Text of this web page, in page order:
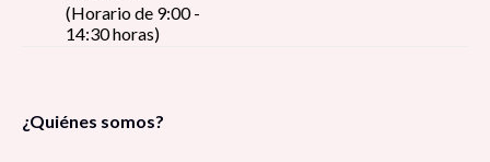
(Horario de 9:00 -
14:30 horas)
¿Quiénes somos?